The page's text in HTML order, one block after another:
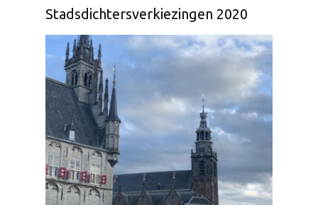
Stadsdichtersverkiezingen 2020